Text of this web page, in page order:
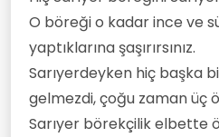
O böreği o kadar ince ve
yaptıklarına şaşırırsınız.
Sarıyerdeyken hiç başka
gelmezdi, çoğu zaman üç
Sarıyer börekçilik elbette